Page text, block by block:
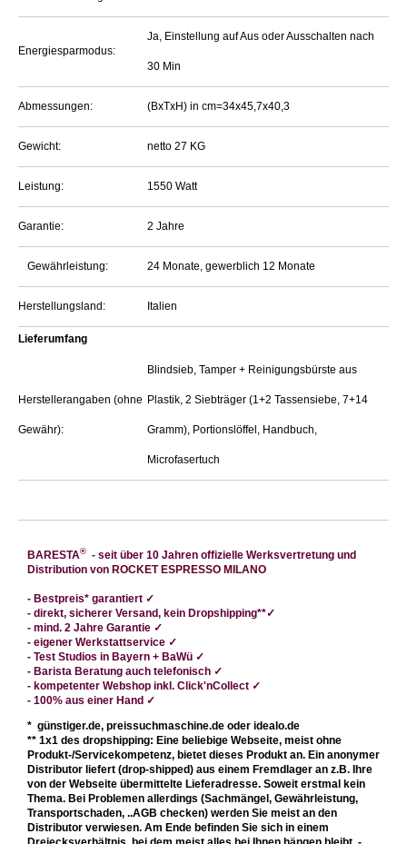
Energiesparmodus:
Ja, Einstellung auf Aus oder Ausschalten nach
30 Min
Abmessungen: (BxTxH) in cm=34x45,7x40,3
Gewicht: netto 27 KG
Leistung: 1550 Watt
Garantie: 2 Jahre
Gewährleistung: 24 Monate, gewerblich 12 Monate
Herstellungsland: Italien
Lieferumfang
Herstellerangaben (ohne
Gewähr):
Blindsieb, Tamper + Reinigungsbürste aus
Plastik, 2 Siebträger (1+2 Tassensiebe, 7+14
Gramm), Portionslöffel, Handbuch,
Microfasertuch
BARESTA® - seit über 10 Jahren offizielle Werksvertretung und
Distribution von ROCKET ESPRESSO MILANO
- Bestpreis* garantiert ✓
- direkt, sicherer Versand, kein Dropshipping**✓
- mind. 2 Jahre Garantie ✓
- eigener Werkstattservice ✓
- Test Studios in Bayern + BaWü ✓
- Barista Beratung auch telefonisch ✓
- kompetenter Webshop inkl. Click'nCollect ✓
- 100% aus einer Hand ✓
* günstiger.de, preissuchmaschine.de oder idealo.de
** 1x1 des dropshipping: Eine beliebige Webseite, meist ohne
Produkt-/Servicekompetenz, bietet dieses Produkt an. Ein anonymer
Distributor liefert (drop-shipped) aus einem Fremdlager an z.B. Ihre
von der Webseite übermittelte Lieferadresse. Soweit erstmal kein
Thema. Bei Problemen allerdings (Sachmängel, Gewährleistung,
Transportschaden, ..AGB checken) werden Sie meist an den
Distributor verwiesen. Am Ende befinden Sie sich in einem